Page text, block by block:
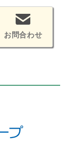
お問合わせ